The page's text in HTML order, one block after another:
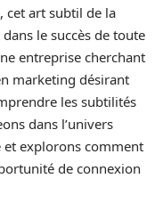
, cet art subtil de la
le succès de toute
entreprise cherchant
marketing désirant
les subtilités
dans l’univers
et explorons comment
de connexion